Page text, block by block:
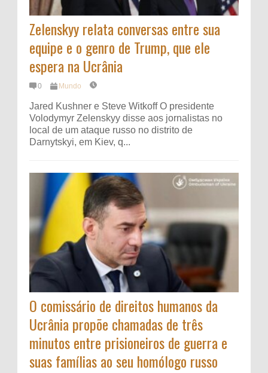
Zelenskyy relata conversas entre sua
equipe e o genro de Trump, que ele
espera na Ucrânia
0 Mundo
Jared Kushner e Steve Witkoff O presidente
Volodymyr Zelenskyy disse aos jornalistas no
local de um ataque russo no distrito de
Darnytskyi, em Kiev, q...
O comissário de direitos humanos da
Ucrânia propõe chamadas de três
minutos entre prisioneiros de guerra e
suas famílias ao seu homólogo russo